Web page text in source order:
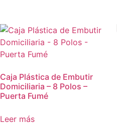
Caja Plástica de Embutir
Domiciliaria – 8 Polos –
Puerta Fumé
Leer más